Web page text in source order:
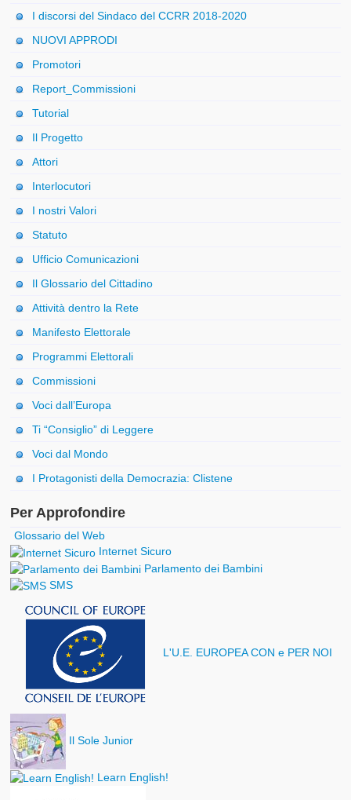
I discorsi del Sindaco del CCRR 2018-2020
NUOVI APPRODI
Promotori
Report_Commissioni
Tutorial
Il Progetto
Attori
Interlocutori
I nostri Valori
Statuto
Ufficio Comunicazioni
Il Glossario del Cittadino
Attività dentro la Rete
Manifesto Elettorale
Programmi Elettorali
Commissioni
Voci dall’Europa
Ti “Consiglio” di Leggere
Voci dal Mondo
I Protagonisti della Democrazia: Clistene
Per Approfondire
Glossario del Web
Internet Sicuro
Parlamento dei Bambini
SMS
L'U.E. EUROPEA CON e PER NOI
Il Sole Junior
Learn English!